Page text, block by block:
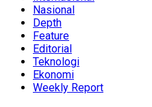
Nasional
Depth
Feature
Editorial
Teknologi
Ekonomi
Weekly Report